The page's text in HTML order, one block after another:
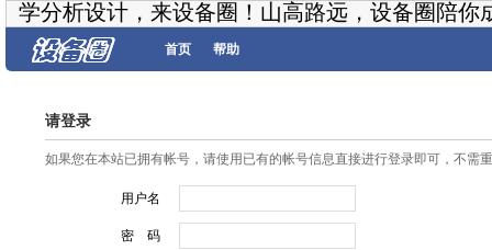
学分析设计，来设备圈！山高路远，设备圈陪你
首页 帮助
请登录
如果您在本站已拥有帐号，请使用已有的帐号信息直接进行登录即可，不需
用户名
密 码